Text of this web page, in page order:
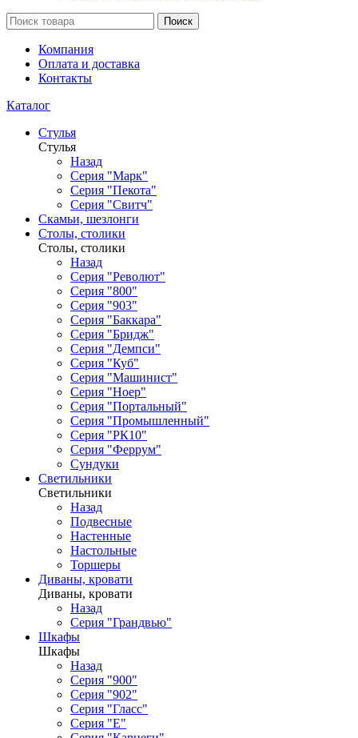
Поиск
Компания
Оплата и доставка
Контакты
Каталог
Стулья
Стулья
Назад
Серия "Марк"
Серия "Пекота"
Серия "Свитч"
Скамьи, шезлонги
Столы, столики
Столы, столики
Назад
Серия "Револют"
Серия "800"
Серия "903"
Серия "Баккара"
Серия "Бридж"
Серия "Демпси"
Серия "Куб"
Серия "Машинист"
Серия "Ноер"
Серия "Портальный"
Серия "Промышленный"
Серия "РК10"
Серия "Феррум"
Сундуки
Светильники
Светильники
Назад
Подвесные
Настенные
Настольные
Торшеры
Диваны, кровати
Диваны, кровати
Назад
Серия "Грандвью"
Шкафы
Шкафы
Назад
Серия "900"
Серия "902"
Серия "Гласс"
Серия "Е"